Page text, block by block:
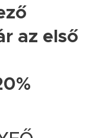
az első